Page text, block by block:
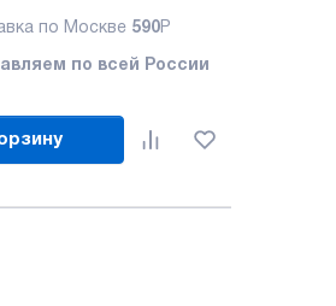
по Москве 590Р
по всей России